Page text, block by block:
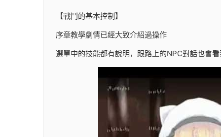
【戰鬥的基本控制】
序章教學劇情已經大致介紹過操作
選單中的技能都有說明，跟路上的NPC對話也會